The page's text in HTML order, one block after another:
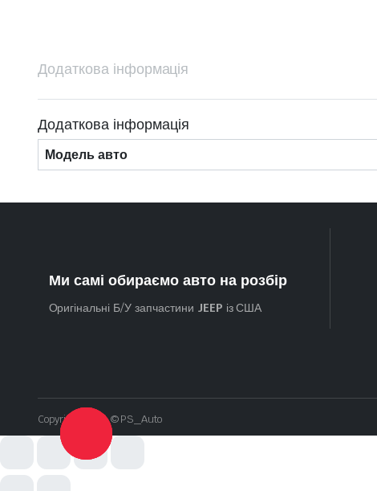
Додаткова інформація
Додаткова інформація
Модель авто
Ми самі обираємо авто на розбір
Оригінальні Б/У запчастини JEEP із США
Copyright 2024 © PS_Auto